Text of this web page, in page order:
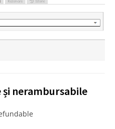
nerambursabile